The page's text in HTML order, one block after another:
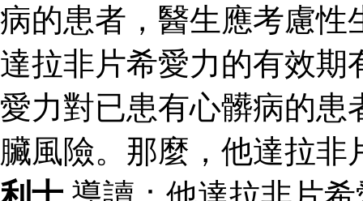
病的患者，醫生應考慮性
達拉非片希愛力的有效期
愛力對已患有心髒病的患
臟風險。那麼，他達拉